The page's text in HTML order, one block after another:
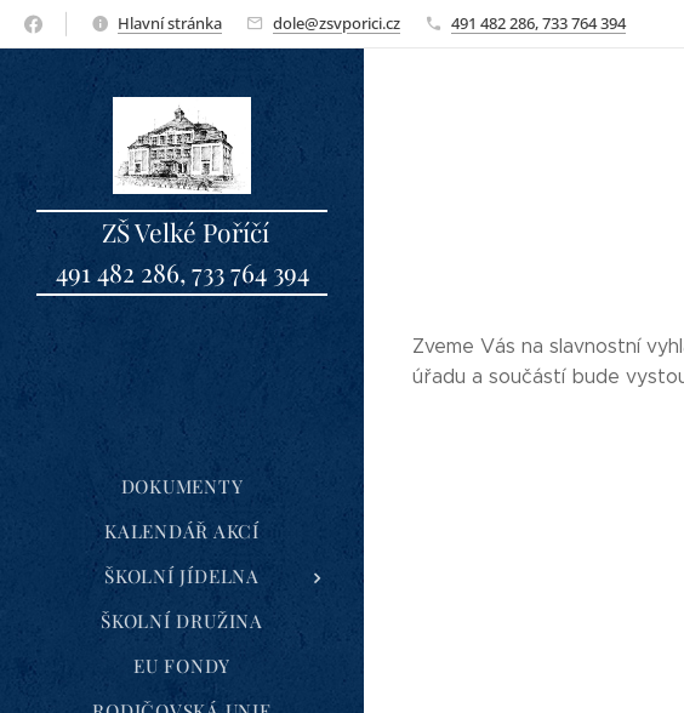
Hlavní stránka dole@zsvporici.cz 491 482 286, 733 764 394
ZŠ Velké Poříčí
491 482 286, 733 764 394
DOKUMENTY
KALENDÁŘ AKCÍ
ŠKOLNÍ JÍDELNA
ŠKOLNÍ DRUŽINA
EU FONDY
Zveme Vás na slavnostní
úřadu a součástí bude